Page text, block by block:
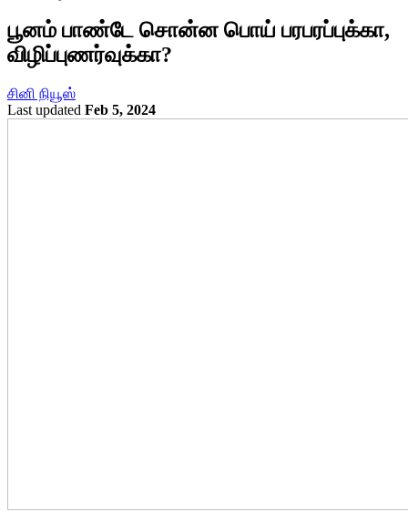
பூனம் பாண்டே சொன்ன பொய் பரபரப்புக்கா,
விழிப்புணர்வுக்கா?
சினி நியூஸ்
Last updated Feb 5, 2024